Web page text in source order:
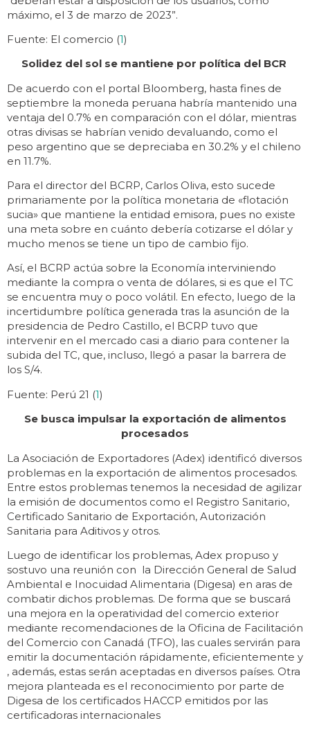
máximo, el 3 de marzo de 2023”.
Fuente: El comercio (1)
Solidez del sol se mantiene por política del BCR
De acuerdo con el portal Bloomberg, hasta fines de
septiembre la moneda peruana habría mantenido una
ventaja del 0.7% en comparación con el dólar, mientras
otras divisas se habrían venido devaluando, como el
peso argentino que se depreciaba en 30.2% y el chileno
en 11.7%.
Para el director del BCRP, Carlos Oliva, esto sucede
primariamente por la política monetaria de «flotación
sucia» que mantiene la entidad emisora, pues no existe
una meta sobre en cuánto debería cotizarse el dólar y
mucho menos se tiene un tipo de cambio fijo.
Así, el BCRP actúa sobre la Economía interviniendo
mediante la compra o venta de dólares, si es que el TC
se encuentra muy o poco volátil. En efecto, luego de la
incertidumbre política generada tras la asunción de la
presidencia de Pedro Castillo, el BCRP tuvo que
intervenir en el mercado casi a diario para contener la
subida del TC, que, incluso, llegó a pasar la barrera de
los S/4.
Fuente: Perú 21 (1)
Se busca impulsar la exportación de alimentos
procesados
La Asociación de Exportadores (Adex) identificó diversos
problemas en la exportación de alimentos procesados.
Entre estos problemas tenemos la necesidad de agilizar
la emisión de documentos como el Registro Sanitario,
Certificado Sanitario de Exportación, Autorización
Sanitaria para Aditivos y otros.
Luego de identificar los problemas, Adex propuso y
sostuvo una reunión con la Dirección General de Salud
Ambiental e Inocuidad Alimentaria (Digesa) en aras de
combatir dichos problemas. De forma que se buscará
una mejora en la operatividad del comercio exterior
mediante recomendaciones de la Oficina de Facilitación
del Comercio con Canadá (TFO), las cuales servirán para
emitir la documentación rápidamente, eficientemente y
, además, estas serán aceptadas en diversos países. Otra
mejora planteada es el reconocimiento por parte de
Digesa de los certificados HACCP emitidos por las
certificadoras internacionales